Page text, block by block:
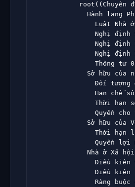
root((Chuyên
Hành lang
Luật Nhà
Nghị định
Nghị định
Nghị định
Thông tư
Sở hữu của
Đối tượng
Hạn chế số
Thời hạn
Quyền cho
Sở hữu của
Thời hạn
Quyền lợi
Nhà ở Xã
Điều kiện
Điều kiện
Ràng buộc